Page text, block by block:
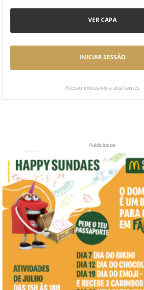
VER CAPA
INICIAR SESSÃO
Acesso exclusivo a assinantes
Publicidade